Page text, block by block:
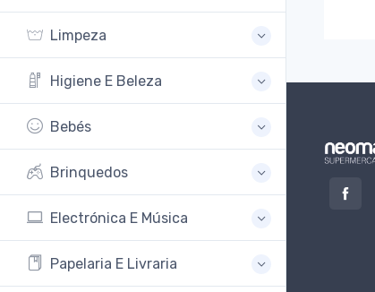
Limpeza
Higiene E Beleza
Bebés
Brinquedos
Electrónica E Música
Papelaria E Livraria